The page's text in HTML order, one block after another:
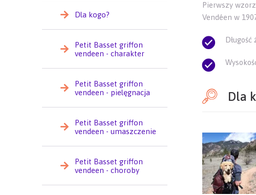
Dla kogo?
Petit Basset griffon
vendeen - charakter
Petit Basset griffon
vendeen - pielęgnacja
Petit Basset griffon
vendeen - umaszczenie
Petit Basset griffon
vendeen - choroby
Pierwszy
Vendéen w
Dla